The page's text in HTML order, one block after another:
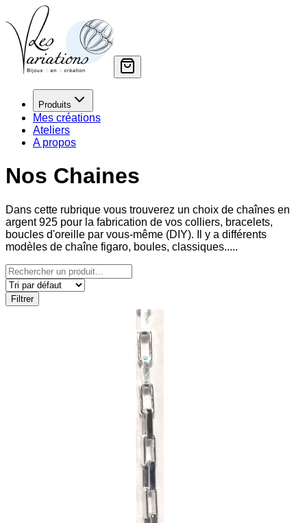
Produits
Mes créations
Ateliers
A propos
Nos Chaines
Dans cette rubrique vous trouverez un choix de chaînes en
argent 925 pour la fabrication de vos colliers, bracelets,
boucles d'oreille par vous-même (DIY). Il y a différents
modèles de chaîne figaro, boules, classiques.....
Filtrer